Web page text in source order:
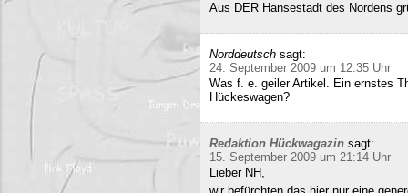
Aus DER Hansestadt des Nordens
Norddeutsch sagt:
24. September 2009 um 12:35 Uhr
Was f. e. geiler Artikel. Ein ernstes
Hückeswagen?
Redaktion Hückwagazin sagt:
15. September 2009 um 21:14 Uhr
Lieber NH,